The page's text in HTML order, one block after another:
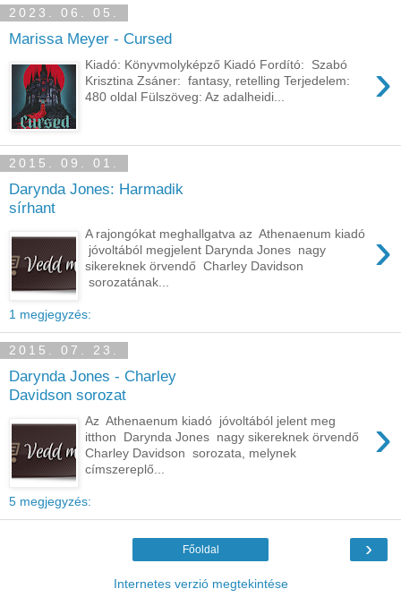
2023. 06. 05.
Marissa Meyer - Cursed
›
Kiadó: Könyvmolyképző Kiadó Fordító: Szabó
Krisztina Zsáner: fantasy, retelling Terjedelem:
480 oldal Fülszöveg: Az ​adalheidi...
2015. 09. 01.
Darynda Jones: Harmadik
sírhant
›
A rajongókat meghallgatva az Athenaenum kiadó
jóvoltából megjelent Darynda Jones nagy
sikereknek örvendő Charley Davidson
sorozatának...
1 megjegyzés:
2015. 07. 23.
Darynda Jones - Charley
Davidson sorozat
›
Az Athenaenum kiadó jóvoltából jelent meg
itthon Darynda Jones nagy sikereknek örvendő
Charley Davidson sorozata, melynek
címszereplő...
5 megjegyzés:
›
Főoldal
Internetes verzió megtekintése